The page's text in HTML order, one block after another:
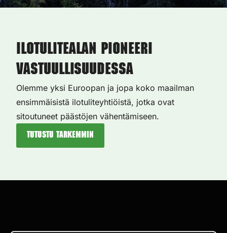
Ilotulitealan pioneeri
vastuullisuudessa
Olemme yksi Euroopan ja jopa koko maailman
ensimmäisistä ilotuliteyhtiöistä, jotka ovat
sitoutuneet päästöjen vähentämiseen.
Tutustu tarkemmin